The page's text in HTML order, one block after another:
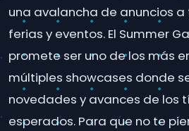
una avalancha de anuncios
ferias y eventos. El Summer
promete ser uno de los más
múltiples showcases donde
novedades y avances de los
esperados. Para que no te